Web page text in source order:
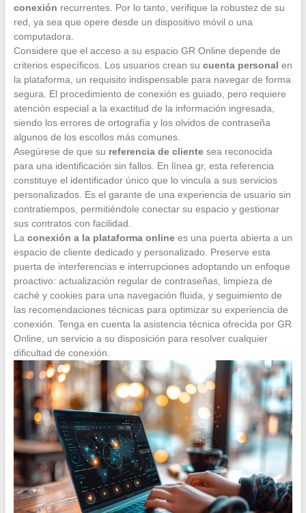
conexión recurrentes. Por lo tanto, verifique la robustez de su
red, ya sea que opere desde un dispositivo móvil o una
computadora.
Considere que el acceso a su espacio GR Online depende de
criterios específicos. Los usuarios crean su cuenta personal en
la plataforma, un requisito indispensable para navegar de forma
segura. El procedimiento de conexión es guiado, pero requiere
atención especial a la exactitud de la información ingresada,
siendo los errores de ortografía y los olvidos de contraseña
algunos de los escollos más comunes.
Asegúrese de que su referencia de clientesea reconocida
para una identificación sin fallos. En línea gr, esta referencia
constituye el identificador único que lo vincula a sus servicios
personalizados. Es el garante de una experiencia de usuario sin
contratiempos, permitiéndole conectar su espacio y gestionar
sus contratos con facilidad.
La conexión a la plataforma onlinees una puerta abierta a un
espacio de cliente dedicado y personalizado. Preserve esta
puerta de interferencias e interrupciones adoptando un enfoque
proactivo: actualización regular de contraseñas, limpieza de
caché y cookies para una navegación fluida, y seguimiento de
las recomendaciones técnicas para optimizar su experiencia de
conexión. Tenga en cuenta la asistencia técnica ofrecida por GR
Online, un servicio a su disposición para resolver cualquier
dificultad de conexión.